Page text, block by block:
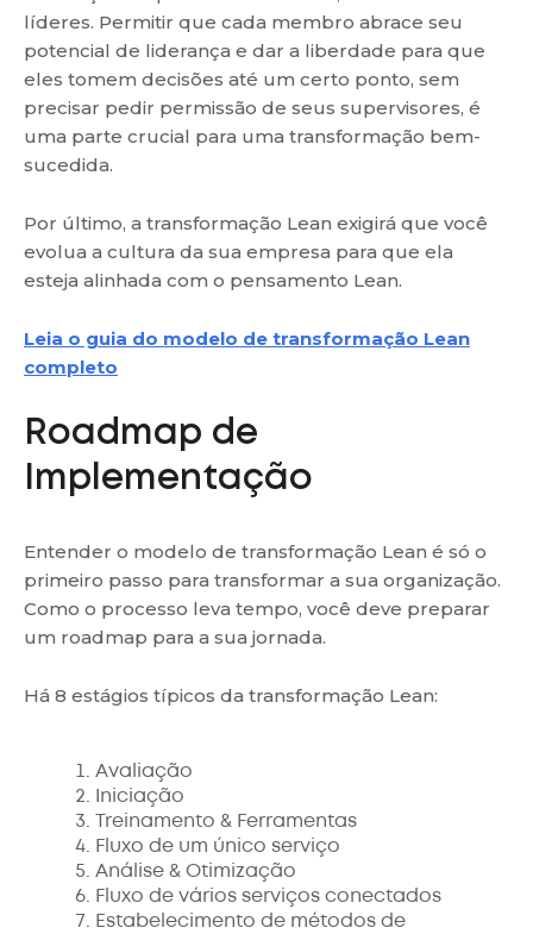
líderes. Permitir que cada membro abrace seu
potencial de liderança e dar a liberdade para que
eles tomem decisões até um certo ponto, sem
precisar pedir permissão de seus supervisores, é
uma parte crucial para uma transformação bem-
sucedida.
Por último, a transformação Lean exigirá que você
evolua a cultura da sua empresa para que ela
esteja alinhada com o pensamento Lean.
Leia o guia do modelo de transformação Lean
completo
Roadmap de
Implementação
Entender o modelo de transformação Lean é só o
primeiro passo para transformar a sua organização.
Como o processo leva tempo, você deve preparar
um roadmap para a sua jornada.
Há 8 estágios típicos da transformação Lean:
Avaliação
Iniciação
Treinamento & Ferramentas
Fluxo de um único serviço
Análise & Otimização
Fluxo de vários serviços conectados
Estabelecimento de métodos de